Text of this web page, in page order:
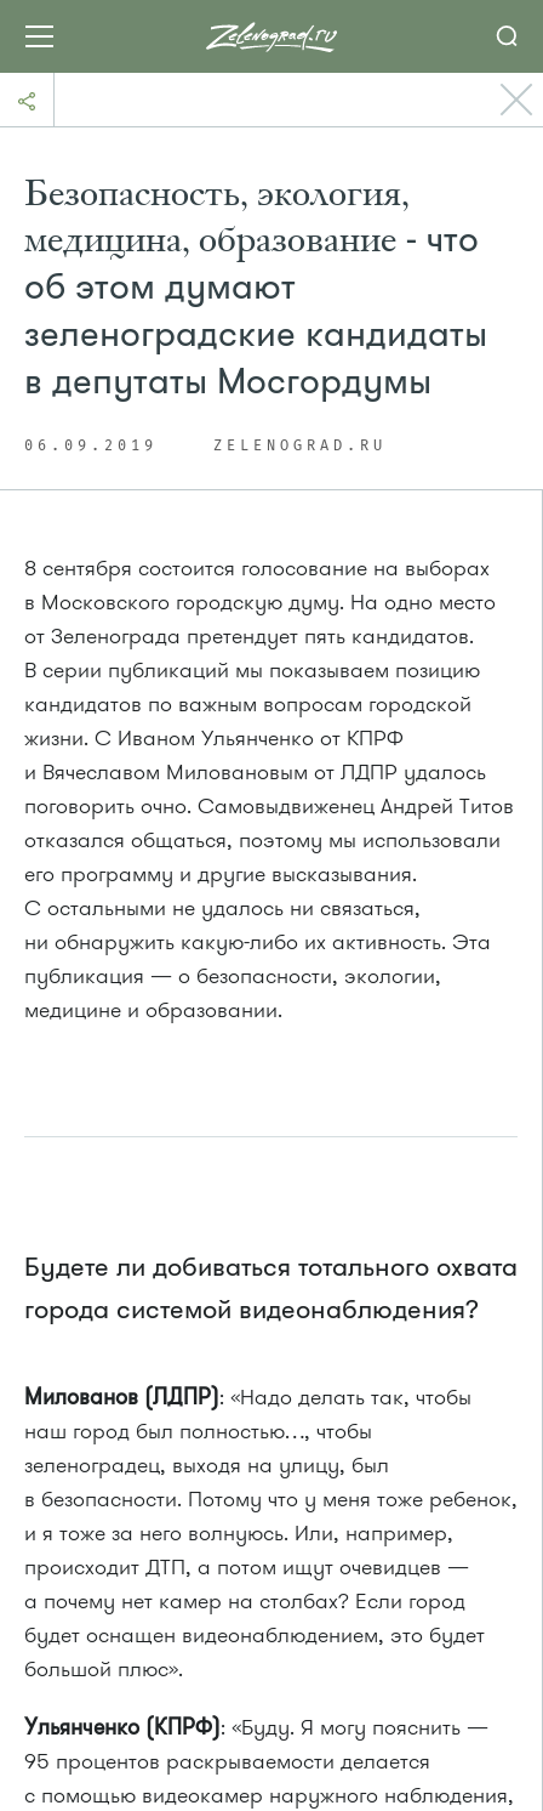
Безопасность, экология,
медицина, образование - что
об этом думают
зеленоградские кандидаты
в депутаты Мосгордумы
06.09.2019 ZELENOGRAD.RU
8 сентября состоится голосование на выборах
в Московского городскую думу. На одно место
от Зеленограда претендует пять кандидатов.
В серии публикаций мы показываем позицию
кандидатов по важным вопросам городской
жизни. С Иваном Ульянченко от КПРФ
и Вячеславом Миловановым от ЛДПР удалось
поговорить очно. Самовыдвиженец Андрей Титов
отказался общаться, поэтому мы использовали
его программу и другие высказывания.
С остальными не удалось ни связаться,
ни обнаружить какую-либо их активность. Эта
публикация — о безопасности, экологии,
медицине и образовании.
Будете ли добиваться тотального охвата
города системой видеонаблюдения?
Милованов (ЛДПР): «Надо делать так, чтобы
наш город был полностью…, чтобы
зеленоградец, выходя на улицу, был
в безопасности. Потому что у меня тоже ребенок,
и я тоже за него волнуюсь. Или, например,
происходит ДТП, а потом ищут очевидцев —
а почему нет камер на столбах? Если город
будет оснащен видеонаблюдением, это будет
большой плюс».
Ульянченко (КПРФ): «Буду. Я могу пояснить —
95 процентов раскрываемости делается
с помощью видеокамер наружного наблюдения,